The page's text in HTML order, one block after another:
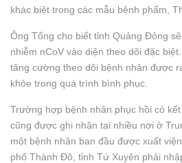
khác biệt trong các mẫu bệnh phẩm,
Ông Tống cho biết tỉnh Quảng Đông
nhiễm nCoV vào diện theo dõi đặc
tăng cường theo dõi bệnh nhân được
khỏe trong quá trình bình phục.
Trường hợp bệnh nhân phục hồi có
cũng được ghi nhận tại nhiều nơi ở
một bệnh nhân ban đầu được xuất
phố Thành Đô, tỉnh Tứ Xuyên phải